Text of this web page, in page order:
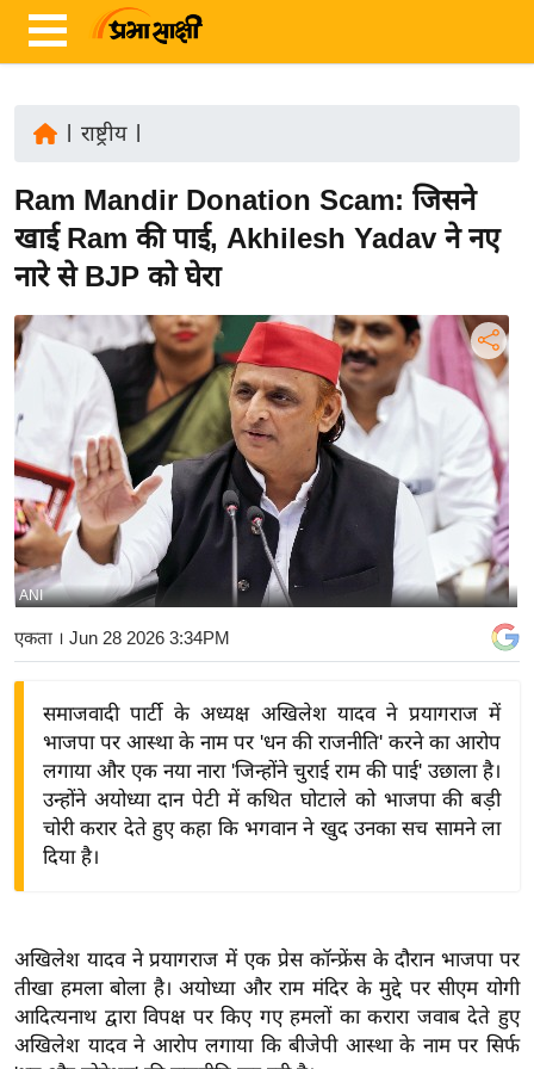
ज़ा
ख
र
रा
त
र्रा
ष्ट्री
य
बि
ज़
ने
द्यो
शे
ष
ज्ञ
रा
राष्ट्रीय|
Ram Mandir Donation Scam: जिसने
खाई Ram की पाई, Akhilesh Yadav ने नए
नारे से BJP को घेरा
ANI
एकता । Jun 28 2026 3:34PM
समाजवादी पार्टी के अध्यक्ष अखिलेश यादव ने प्रयागराज में
भाजपा पर आस्था के नाम पर 'धन की राजनीति' करने का आरोप
लगाया और एक नया नारा 'जिन्होंने चुराई राम की पाई' उछाला है।
उन्होंने अयोध्या दान पेटी में कथित घोटाले को भाजपा की बड़ी
चोरी करार देते हुए कहा कि भगवान ने खुद उनका सच सामने ला
दिया है।
अखिलेश यादव ने प्रयागराज में एक प्रेस कॉन्फ्रेंस के दौरान भाजपा पर
तीखा हमला बोला है। अयोध्या और राम मंदिर के मुद्दे पर सीएम योगी
आदित्यनाथ द्वारा विपक्ष पर किए गए हमलों का करारा जवाब देते हुए
अखिलेश यादव ने आरोप लगाया कि बीजेपी आस्था के नाम पर सिर्फ